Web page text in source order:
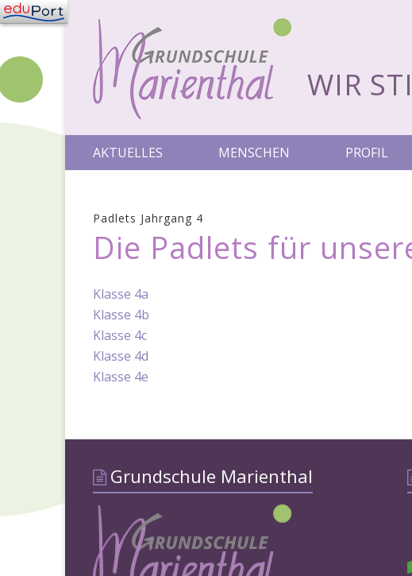
WIR
AKTUELLES MENSCHEN PROFIL
Padlets Jahrgang 4
Die Padlets für
Klasse 4a
Klasse 4b
Klasse 4c
Klasse 4d
Klasse 4e
Grundschule Marienthal